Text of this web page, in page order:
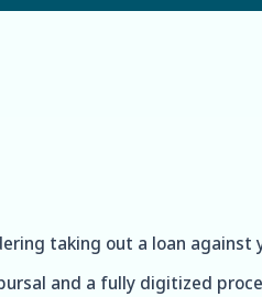
taking out a loan against
and a fully digitized